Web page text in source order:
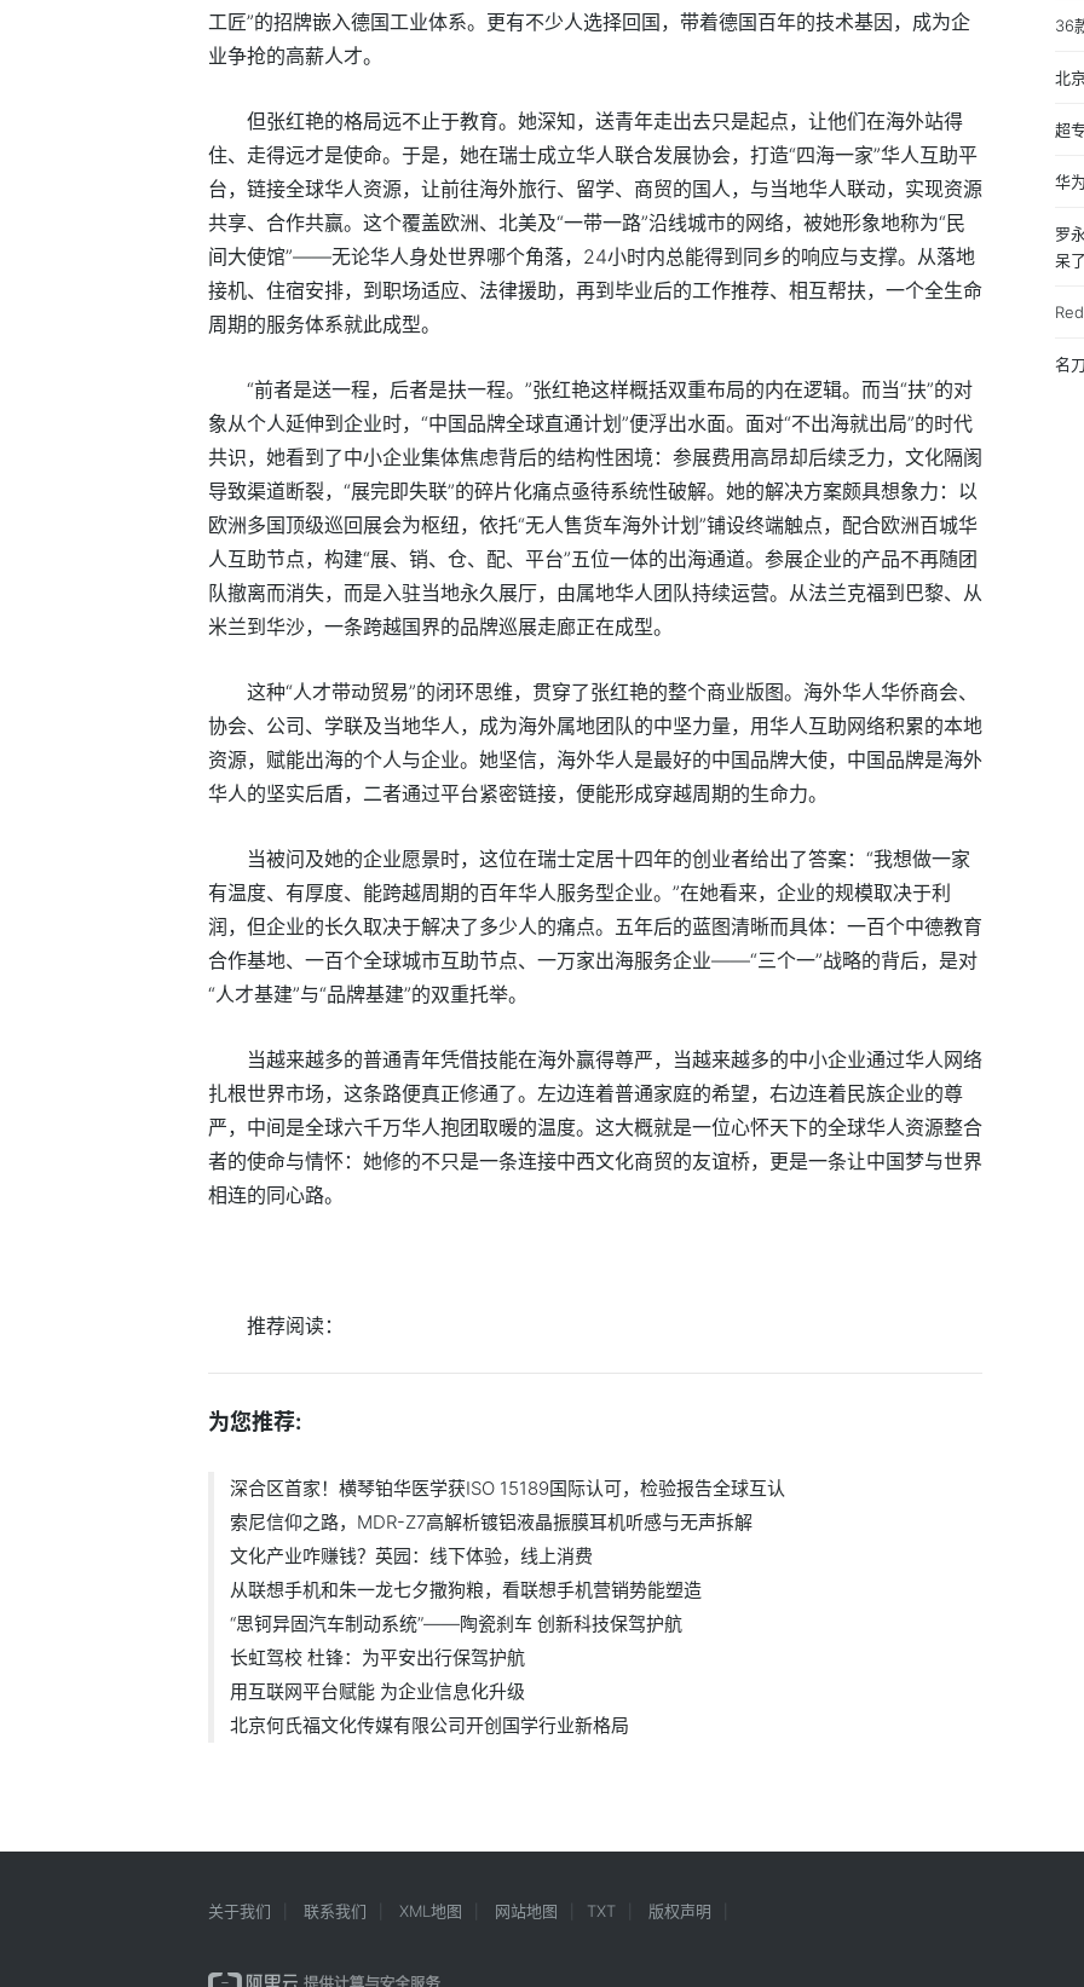
工匠”的招牌嵌入德国工业体系。更有不少人选择回国，带着德国百年的技术基因，成为企
业争抢的高薪人才。
但张红艳的格局远不止于教育。她深知，送青年走出去只是起点，让他们在海外站得
住、走得远才是使命。于是，她在瑞士成立华人联合发展协会，打造“四海一家”华人互助平
台，链接全球华人资源，让前往海外旅行、留学、商贸的国人，与当地华人联动，实现资源
共享、合作共赢。这个覆盖欧洲、北美及“一带一路”沿线城市的网络，被她形象地称为“民
间大使馆”——无论华人身处世界哪个角落，24小时内总能得到同乡的响应与支撑。从落地
接机、住宿安排，到职场适应、法律援助，再到毕业后的工作推荐、相互帮扶，一个全生命
周期的服务体系就此成型。
“前者是送一程，后者是扶一程。”张红艳这样概括双重布局的内在逻辑。而当“扶”的对
象从个人延伸到企业时，“中国品牌全球直通计划”便浮出水面。面对“不出海就出局”的时代
共识，她看到了中小企业集体焦虑背后的结构性困境：参展费用高昂却后续乏力，文化隔阂
导致渠道断裂，“展完即失联”的碎片化痛点亟待系统性破解。她的解决方案颇具想象力：以
欧洲多国顶级巡回展会为枢纽，依托“无人售货车海外计划”铺设终端触点，配合欧洲百城华
人互助节点，构建“展、销、仓、配、平台”五位一体的出海通道。参展企业的产品不再随团
队撤离而消失，而是入驻当地永久展厅，由属地华人团队持续运营。从法兰克福到巴黎、从
米兰到华沙，一条跨越国界的品牌巡展走廊正在成型。
这种“人才带动贸易”的闭环思维，贯穿了张红艳的整个商业版图。海外华人华侨商会、
协会、公司、学联及当地华人，成为海外属地团队的中坚力量，用华人互助网络积累的本地
资源，赋能出海的个人与企业。她坚信，海外华人是最好的中国品牌大使，中国品牌是海外
华人的坚实后盾，二者通过平台紧密链接，便能形成穿越周期的生命力。
当被问及她的企业愿景时，这位在瑞士定居十四年的创业者给出了答案：“我想做一家
有温度、有厚度、能跨越周期的百年华人服务型企业。”在她看来，企业的规模取决于利
润，但企业的长久取决于解决了多少人的痛点。五年后的蓝图清晰而具体：一百个中德教育
合作基地、一百个全球城市互助节点、一万家出海服务企业——“三个一”战略的背后，是对
“人才基建”与“品牌基建”的双重托举。
当越来越多的普通青年凭借技能在海外赢得尊严，当越来越多的中小企业通过华人网络
扎根世界市场，这条路便真正修通了。左边连着普通家庭的希望，右边连着民族企业的尊
严，中间是全球六千万华人抱团取暖的温度。这大概就是一位心怀天下的全球华人资源整合
者的使命与情怀：她修的不只是一条连接中西文化商贸的友谊桥，更是一条让中国梦与世界
相连的同心路。
推荐阅读：
为您推荐:
深合区首家！横琴铂华医学获ISO 15189国际认可，检验报告全球互认
索尼信仰之路，MDR-Z7高解析镀铝液晶振膜耳机听感与无声拆解
文化产业咋赚钱？英园：线下体验，线上消费
从联想手机和朱一龙七夕撒狗粮，看联想手机营销势能塑造
“思钶异固汽车制动系统”——陶瓷刹车 创新科技保驾护航
长虹驾校 杜锋：为平安出行保驾护航
用互联网平台赋能 为企业信息化升级
北京何氏福文化传媒有限公司开创国学行业新格局
36
北
超
华
罗
呆
名
关于我们 联系我们 XML地图 网站地图 TXT 版权声明